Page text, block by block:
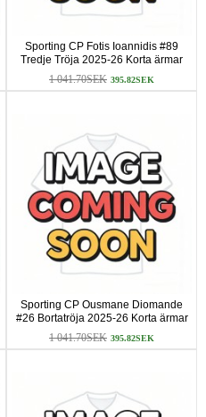
Sporting CP Fotis Ioannidis #89
Tredje Tröja 2025-26 Korta ärmar
1 041.70SEK 395.82SEK
Sporting CP Ousmane Diomande
#26 Bortatröja 2025-26 Korta ärmar
1 041.70SEK 395.82SEK